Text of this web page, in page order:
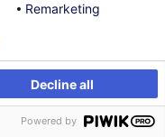
à
Remarketing
Decline all
Powered by